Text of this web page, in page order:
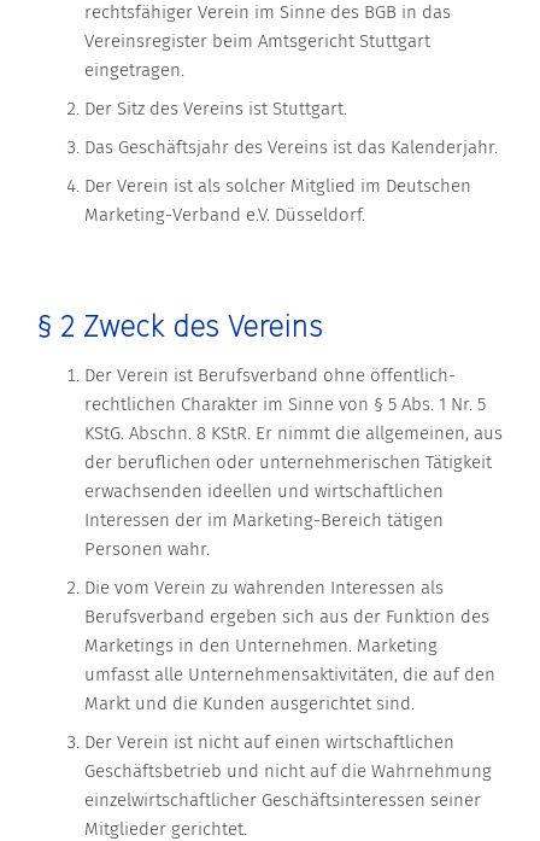
rechtsfähiger Verein im Sinne des BGB in das
Vereinsregister beim Amtsgericht Stuttgart
eingetragen.
Der Sitz des Vereins ist Stuttgart.
Das Geschäftsjahr des Vereins ist das Kalenderjahr.
Der Verein ist als solcher Mitglied im Deutschen
Marketing-Verband e.V. Düsseldorf.
§ 2 Zweck des Vereins
Der Verein ist Berufsverband ohne öffentlich-
rechtlichen Charakter im Sinne von § 5 Abs. 1 Nr. 5
KStG. Abschn. 8 KStR. Er nimmt die allgemeinen, aus
der beruflichen oder unternehmerischen Tätigkeit
erwachsenden ideellen und wirtschaftlichen
Interessen der im Marketing-Bereich tätigen
Personen wahr.
Die vom Verein zu wahrenden Interessen als
Berufsverband ergeben sich aus der Funktion des
Marketings in den Unternehmen. Marketing
umfasst alle Unternehmensaktivitäten, die auf den
Markt und die Kunden ausgerichtet sind.
Der Verein ist nicht auf einen wirtschaftlichen
Geschäftsbetrieb und nicht auf die Wahrnehmung
einzelwirtschaftlicher Geschäftsinteressen seiner
Mitglieder gerichtet.